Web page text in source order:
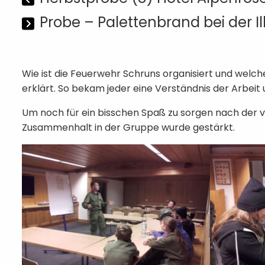
Probe – Palettenbrand bei der
Wie ist die Feuerwehr Schruns organisiert und
erklärt. So bekam jeder eine Verständnis der
Um noch für ein bisschen Spaß zu sorgen nach
Zusammenhalt in der Gruppe wurde gestärkt.